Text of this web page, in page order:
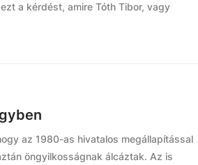
a kérdést, amire Tóth Tibor, vagy
az 1980-as hivatalos megállapítással
öngyilkosságnak álcáztak. Az is